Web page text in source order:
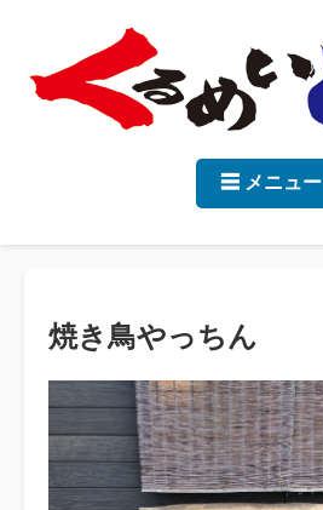
☰ メニュー
焼き鳥やっちん